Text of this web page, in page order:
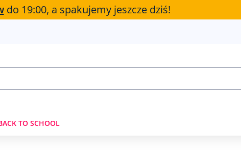
do 19:00, a spakujemy jeszcze dziś!
TO SCHOOL